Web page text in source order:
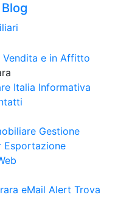
Italia Informativa
Gestione
Esportazione
eMail Alert Trova